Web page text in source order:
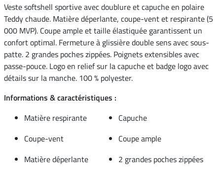
Veste softshell sportive avec doublure et capuche en polaire
Teddy chaude. Matière déperlante, coupe-vent et respirante (5
000 MVP). Coupe ample et taille élastiquée garantissent un
confort optimal. Fermeture à glissière double sens avec sous-
patte. 2 grandes poches zippées. Poignets extensibles avec
passe-pouce. Logo en relief sur la capuche et badge logo avec
détails sur la manche. 100 % polyester.
Informations & caractéristiques :
Matière respirante
Capuche
Coupe-vent
Coupe ample
Matière déperlante
2 grandes poches zippées